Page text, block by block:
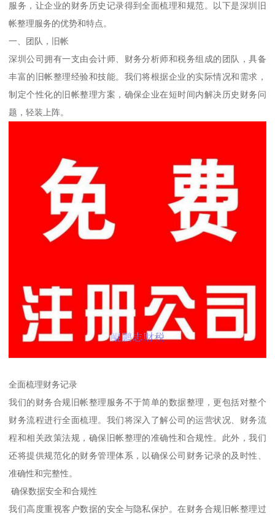
服务，让企业的财务历史记录得到全面梳理和规范。以下是深圳旧
帐整理服务的优势和特点。
一、团队，旧帐
深圳公司拥有一支由会计师、财务分析师和税务组成的团队，具备
丰富的旧帐整理经验和技能。我们将根据企业的实际情况和需求，
制定个性化的旧帐整理方案，确保企业在短时间内解决历史财务问
题，轻装上阵。
全面梳理财务记录
我们的财务合规旧帐整理服务不于简单的数据整理，更包括对整个
财务流程进行全面梳理。我们将深入了解公司的运营状况、财务流
程和相关政策法规，确保旧帐整理的准确性和合规性。此外，我们
还将提供规范化的财务管理体系，以确保公司财务记录的及时性、
准确性和完整性。
确保数据安全和合规性
我们高度重视客户数据的安全与隐私保护。在财务合规旧帐整理过